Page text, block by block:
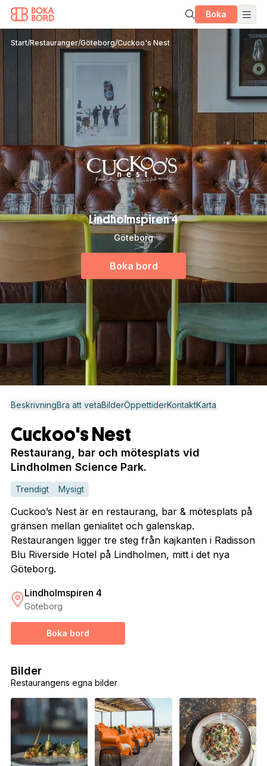
Boka
Start/Restauranger/Göteborg/Cuckoo's Nest
Lindholmspiren 4
Göteborg
Boka bord
BeskrivningBra att vetaBilderÖppettiderKontaktKarta
Cuckoo's Nest
Restaurang, bar och mötesplats vid
Lindholmen Science Park.
Trendigt Mysigt
Cuckoo’s Nest är en restaurang, bar & mötesplats på
gränsen mellan genialitet och galenskap.
Restaurangen ligger tre steg från kajkanten i Radisson
Blu Riverside Hotel på Lindholmen, mitt i det nya
Göteborg.
Lindholmspiren 4
Göteborg
Boka bord
Restaurangens egna bilder
Bilder